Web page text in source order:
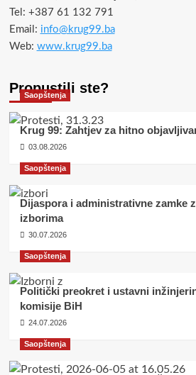
Tel: +387 61 132 791
Email: info@krug99.ba
Web: www.krug99.ba
Propustili ste?
Saopštenja
Krug 99: Zahtjev za hitno
03.08.2026
Saopštenja
Dijaspora i administrativne zamke
izborima
30.07.2026
Saopštenja
Politički preokret i ustavni
komisije BiH
24.07.2026
Saopštenja